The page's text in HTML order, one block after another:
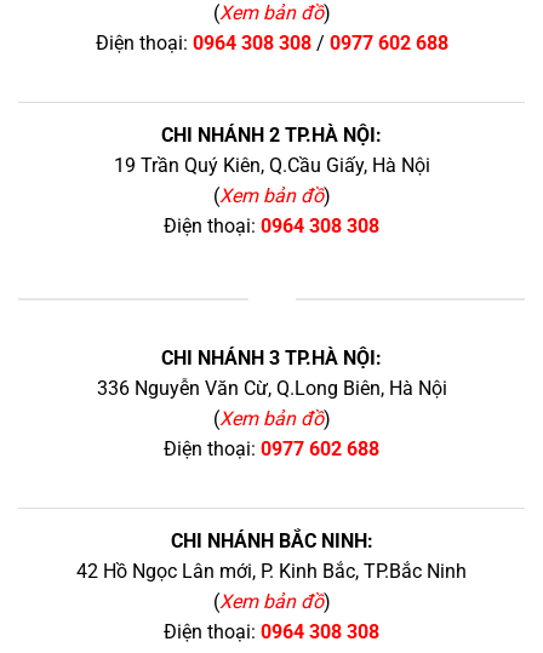
(Xem bản đồ)
Điện thoại: 0964 308 308/ 0977 602 688
CHI NHÁNH 2 TP.HÀ NỘI:
19 Trần Quý Kiên, Q.Cầu Giấy, Hà Nội
(Xem bản đồ)
Điện thoại: 0964 308 308
CHI NHÁNH 3 TP.HÀ NỘI:
336 Nguyễn Văn Cừ, Q.Long Biên, Hà Nội
(Xem bản đồ)
Điện thoại: 0977 602 688
CHI NHÁNH BẮC NINH:
42 Hồ Ngọc Lân mới, P. Kinh Bắc, TP.Bắc Ninh
(Xem bản đồ)
Điện thoại: 0964 308 308